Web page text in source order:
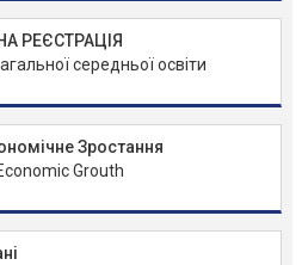
РЕЄСТРАЦІЯ
середньої освіти
Зростання
Grouth